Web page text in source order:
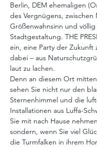
Berlin, DEM ehemaligen
des Vergnügens, zwischen
Größenwahnsinn und
Stadtgestaltung. THE
ein, eine Party der Zukunft
dabei – aus
laut zu lachen.
Denn an diesem Ort
sehen Sie nicht nur den
Sternenhimmel und die
Installationen aus Luffa-
Sie mit nach Hause
sondern, wenn Sie viel
die Turmfalken in ihrem